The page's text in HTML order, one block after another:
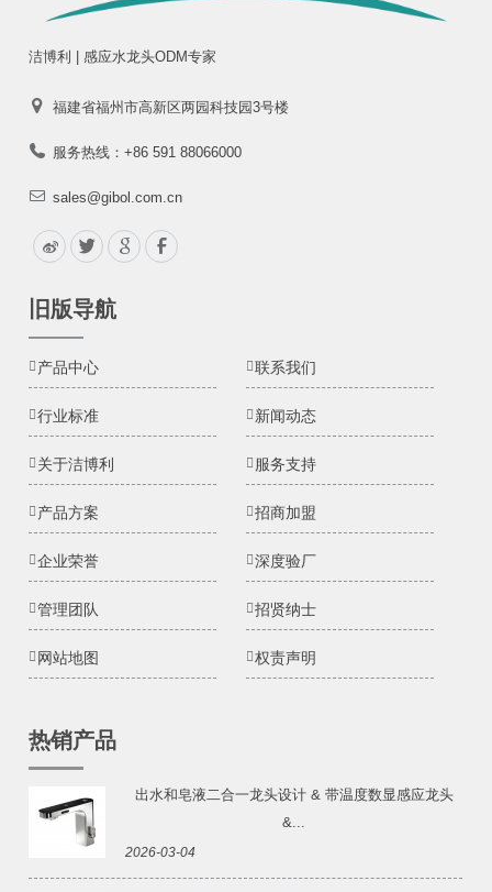
洁博利 | 感应水龙头ODM专家
福建省福州市高新区两园科技园3号楼
服务热线：+86 591 88066000
sales@gibol.com.cn
旧版导航
产品中心 联系我们
行业标准 新闻动态
关于洁博利 服务支持
产品方案 招商加盟
企业荣誉 深度验厂
管理团队 招贤纳士
网站地图 权责声明
热销产品
出水和皂液二合一龙头设计 & 带温度数显感应龙头
&...
2026-03-04